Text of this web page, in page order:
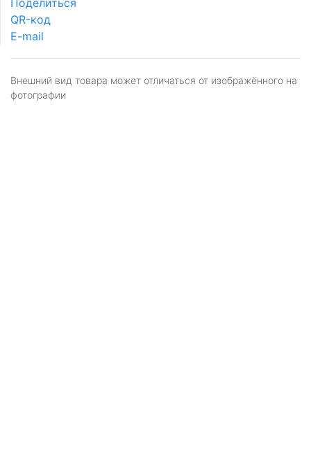
QR-код
E-mail
Внешний вид товара может отличаться от изображённого на
фотографии